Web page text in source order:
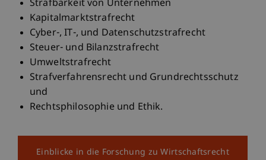
Strafbarkeit von Unternehmen
Kapitalmarktstrafrecht
Cyber-, IT-, und Datenschutzstrafrecht
Steuer- und Bilanzstrafrecht
Umweltstrafrecht
Strafverfahrensrecht und Grundrechtsschutz
und
Rechtsphilosophie und Ethik.
Einblicke in die Forschung zu Wirtschaftsrecht